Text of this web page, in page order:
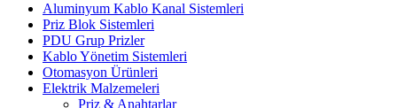
Aluminyum Kablo Kanal Sistemleri
Priz Blok Sistemleri
PDU Grup Prizler
Kablo Yönetim Sistemleri
Otomasyon Ürünleri
Elektrik Malzemeleri
Priz & Anahtarlar